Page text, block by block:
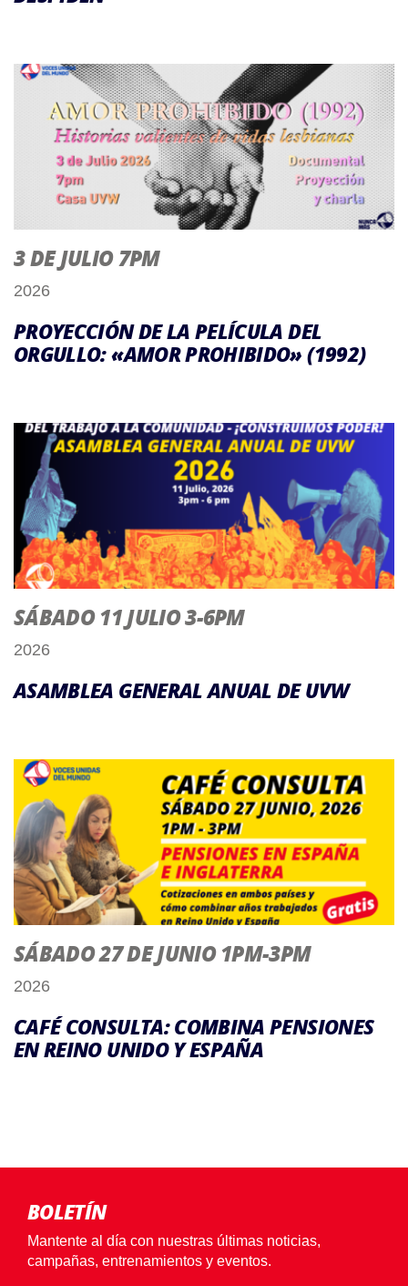
3 DE JULIO 7PM
2026
PROYECCIÓN DE LA PELÍCULA DEL
ORGULLO: «AMOR PROHIBIDO» (1992)
SÁBADO 11 JULIO 3-6PM
2026
ASAMBLEA GENERAL ANUAL DE UVW
SÁBADO 27 DE JUNIO 1PM-3PM
2026
CAFÉ CONSULTA: COMBINA PENSIONES
EN REINO UNIDO Y ESPAÑA
BOLETÍN
Mantente al día con nuestras últimas noticias,
campañas, entrenamientos y eventos.